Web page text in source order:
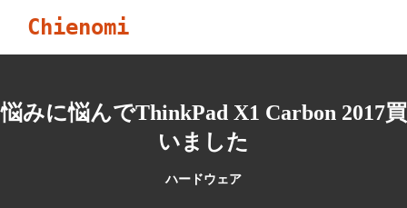
Chienomi
悩みに悩んでThinkPad X1 Carbon 2017買
いました
ハードウェア